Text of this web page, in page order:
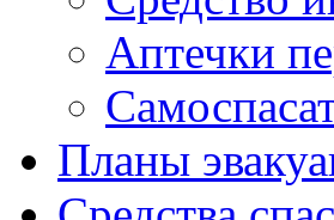
Аптечки
Планы